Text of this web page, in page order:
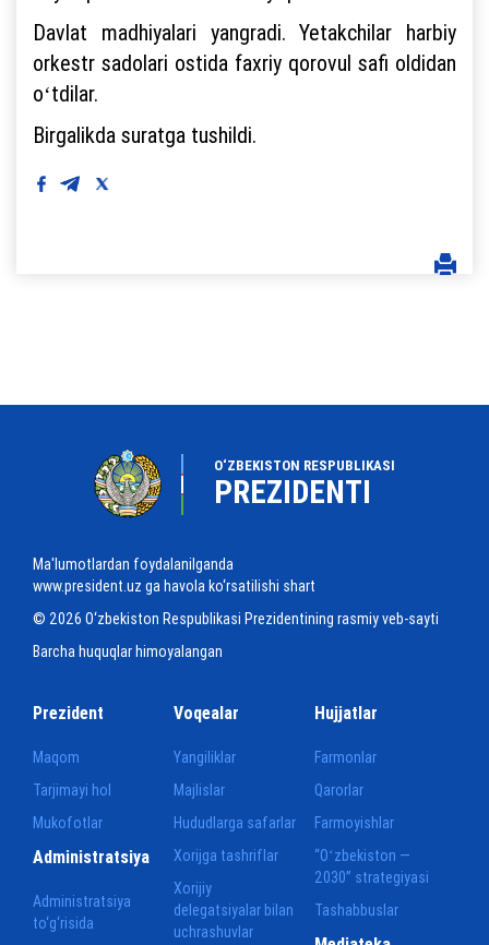
Davlat madhiyalari yangradi. Yetakchilar harbiy
orkestr sadolari ostida faxriy qorovul safi oldidan
oʻtdilar.
Birgalikda suratga tushildi.
O‘ZBEKISTON RESPUBLIKASI
PREZIDENTI
Ma'lumotlardan foydalanilganda
www.president.uz ga havola ko‘rsatilishi shart
© 2026 O‘zbekiston Respublikasi Prezidentining rasmiy veb-sayti
Barcha huquqlar himoyalangan
Prezident
Maqom
Tarjimayi hol
Mukofotlar
Voqealar
Yangiliklar
Majlislar
Hududlarga safarlar
Xorijga tashriflar
Xorijiy
delegatsiyalar bilan
uchrashuvlar
Hujjatlar
Farmonlar
Qarorlar
Farmoyishlar
“Oʻzbekiston —
2030” strategiyasi
Tashabbuslar
Administratsiya
Administratsiya
to‘g‘risida